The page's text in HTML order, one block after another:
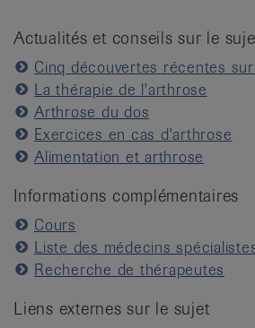
Actualités et conseils sur le
Cinq découvertes récentes sur
La thérapie de l'arthrose
Arthrose du dos
Exercices en cas d'arthrose
Alimentation et arthrose
Informations complémentaires
Cours
Liste des médecins
Recherche de thérapeutes
Liens externes sur le sujet